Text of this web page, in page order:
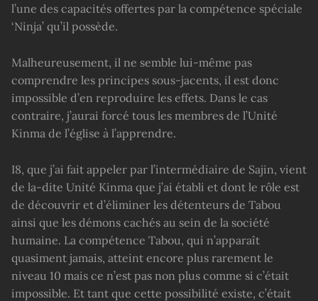
l’une des capacités offertes par la compétence spéciale
‘Ninja’ qu’il possède.
Malheureusement, il ne semble lui-même pas
comprendre les principes sous-jacents, il est donc
impossible d’en reproduire les effets. Dans le cas
contraire, j’aurai forcé tous les membres de l’Unité
Kinma de l’église à l’apprendre.
I8, que j’ai fait appeler par l’intermédiaire de Sajin, vient
de la-dite Unité Kinma que j’ai établi et dont le rôle est
de découvrir et d’éliminer les détenteurs de Tabou
ainsi que les démons cachés au sein de la société
humaine. La compétence Tabou, qui n’apparaît
quasiment jamais, atteint encore plus rarement le
niveau 10 mais ce n’est pas non plus comme si c’était
impossible. Et tant que cette possibilité existe, c’était